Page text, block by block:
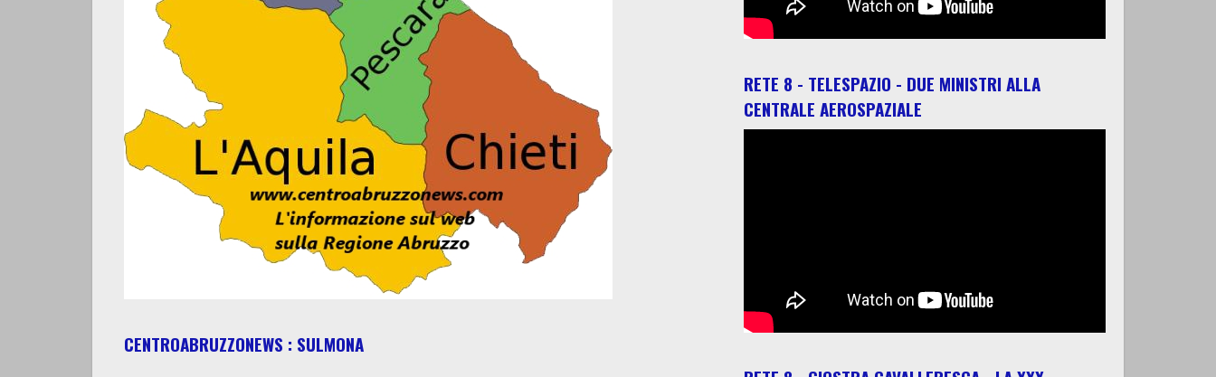
CENTROABRUZZONEWS : SULMONA
RETE 8 - TELESPAZIO - DUE MINISTRI ALLA
CENTRALE AEROSPAZIALE